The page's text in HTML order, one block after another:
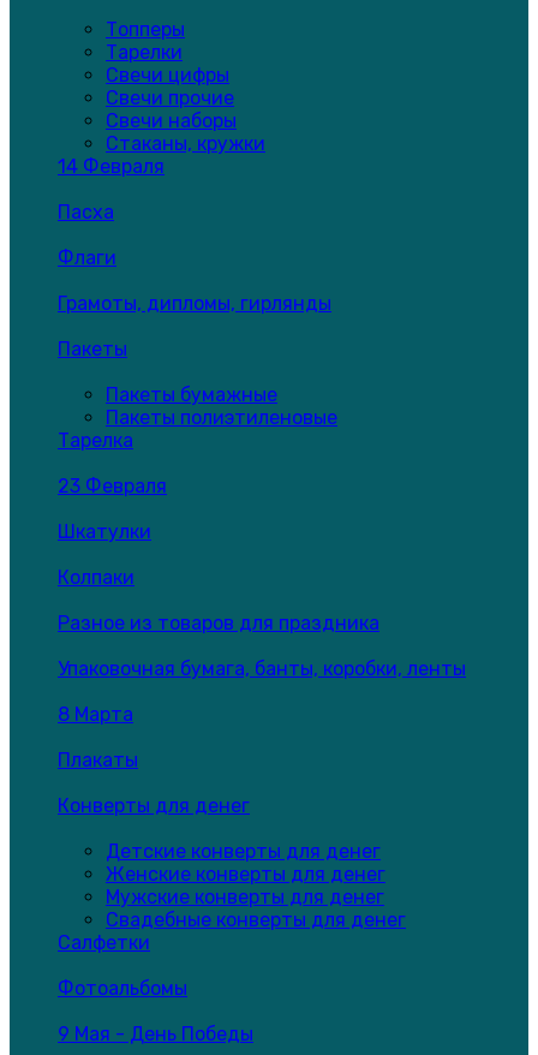
Топперы
Тарелки
Свечи цифры
Свечи прочие
Свечи наборы
Стаканы, кружки
14 Февраля
Пасха
Флаги
Грамоты, дипломы, гирлянды
Пакеты
Пакеты бумажные
Пакеты полиэтиленовые
Тарелка
23 Февраля
Шкатулки
Колпаки
Разное из товаров для праздника
Упаковочная бумага, банты, коробки, ленты
8 Марта
Плакаты
Конверты для денег
Детские конверты для денег
Женские конверты для денег
Мужские конверты для денег
Свадебные конверты для денег
Салфетки
Фотоальбомы
9 Мая - День Победы